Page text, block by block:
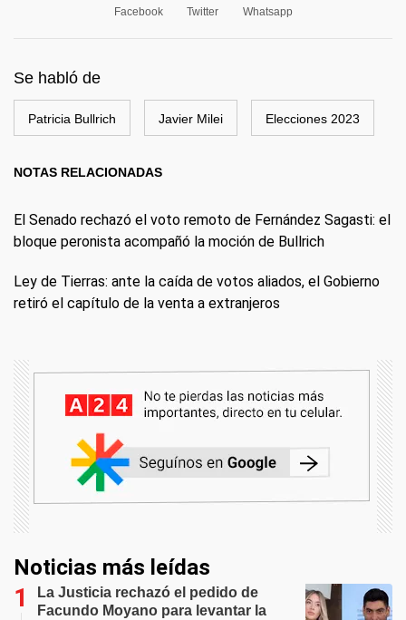
Facebook Twitter Whatsapp
Se habló de
Patricia Bullrich Javier Milei Elecciones 2023
NOTAS RELACIONADAS
El Senado rechazó el voto remoto de Fernández Sagasti: el
bloque peronista acompañó la moción de Bullrich
Ley de Tierras: ante la caída de votos aliados, el Gobierno
retiró el capítulo de la venta a extranjeros
Noticias más leídas
La Justicia rechazó el pedido de
Facundo Moyano para levantar la